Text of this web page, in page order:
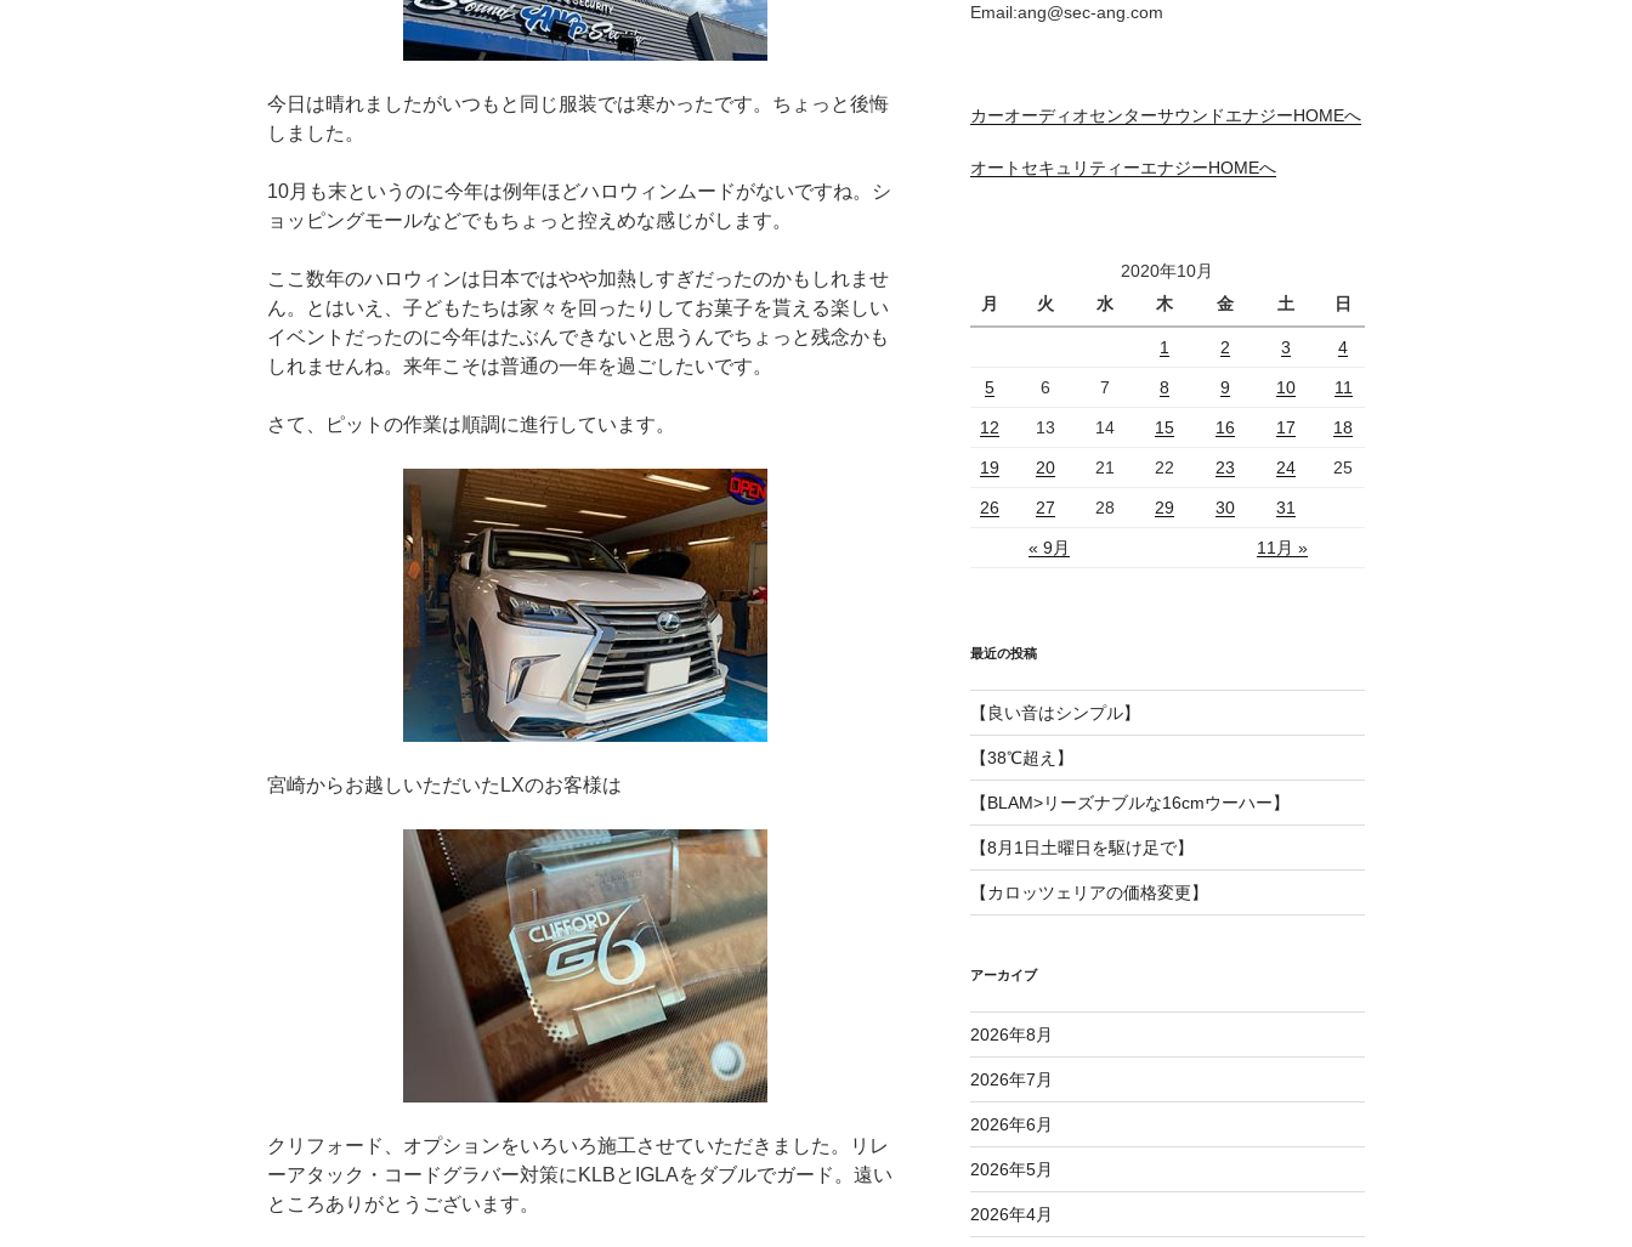
今日は晴れましたがいつもと同じ服装では寒かったです。ちょっと後悔
しました。
10月も末というのに今年は例年ほどハロウィンムードがないですね。シ
ョッピングモールなどでもちょっと控えめな感じがします。
ここ数年のハロウィンは日本ではやや加熱しすぎだったのかもしれませ
ん。とはいえ、子どもたちは家々を回ったりしてお菓子を貰える楽しい
イベントだったのに今年はたぶんできないと思うんでちょっと残念かも
しれませんね。来年こそは普通の一年を過ごしたいです。
さて、ピットの作業は順調に進行しています。
宮崎からお越しいただいたLXのお客様は
クリフォード、オプションをいろいろ施工させていただきました。リレ
ーアタック・コードグラバー対策にKLBとIGLAをダブルでガード。遠い
ところありがとうございます。
Email:ang@sec-ang.com
カーオーディオセンターサウンドエナジーHOMEへ
オートセキュリティーエナジーHOMEへ
2020年10月
月
火 水 木 金 土 日
« 9月 11月 »
1 2 3 4
5 6 7 8 9 10 11
12 13 14 15 16 17 18
19 20 21 22 23 24 25
26 27 28 29 30 31
最近の投稿
【良い音はシンプル】
【38℃超え】
【BLAM>リーズナブルな16cmウーハー】
【8月1日土曜日を駆け足で】
【カロッツェリアの価格変更】
アーカイブ
2026年8月
2026年7月
2026年6月
2026年5月
2026年4月